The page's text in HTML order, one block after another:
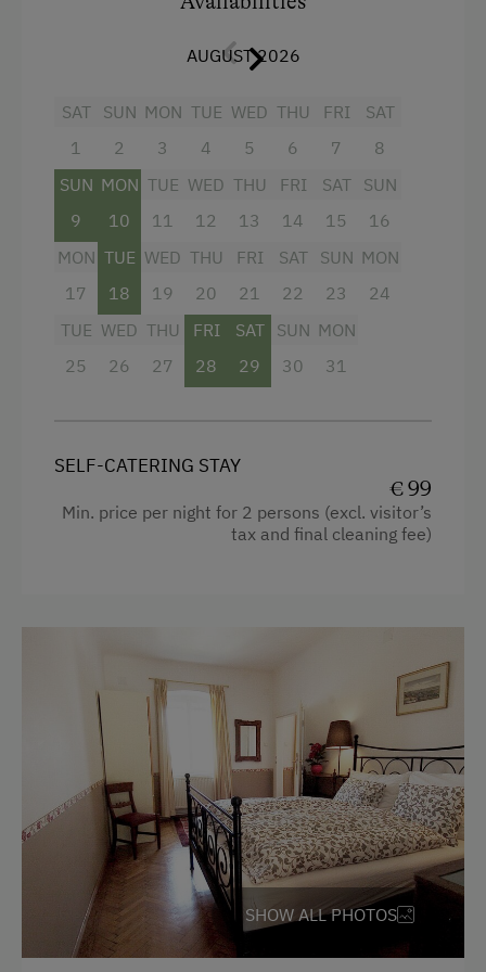
Esstisch, Sitzecke mit Diwan (90×190) und
Klimaanlage, Sat-TV, kostenloses W-Lan.
Hinter dem Hof spazieren Sie durch unseren
Garten und Weingarten direkt in den
Im Lokal im ebenerdigen Gewölbekeller und
Gastgarten wird regelmäßig ausgeschenkt und
aufgekocht. Mehr Infos finden Sie auf unserer
Homepage.
Radio
Baking oven
Beverages sold on the premises
Hairdryer
Towels
Air conditioning
Convection Oven
Toaster
Water closet
Water kettle
AUGUST 2026
SAT
1
SUN
2
MON
3
TUE
4
WED
5
THU
6
FRI
7
SAT
8
SUN
9
MON
10
TUE
11
WED
12
THU
13
FRI
14
SAT
15
SUN
16
MON
17
TUE
18
WED
19
THU
20
FRI
21
SAT
22
SUN
23
MON
24
TUE
25
WED
26
THU
27
FRI
28
SAT
29
SUN
30
MON
31
SELF-CATERING STAY
€ 99
Min. price per night for 2 persons (excl. visitor’s
tax and final cleaning fee)
SHOW ALL PHOTOS